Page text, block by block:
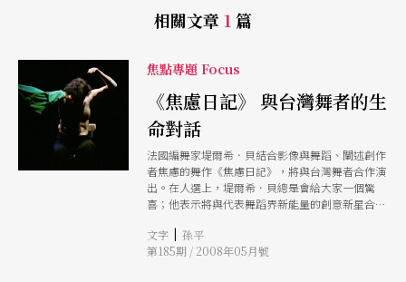
相關文章 1 篇
焦點專題 Focus
《焦慮日記》 與台灣舞者的生
命對話
法國編舞家堤爾希．貝結合影像與舞蹈、闡述創作
者焦慮的舞作《焦慮日記》，將與台灣舞者合作演
出。在人選上，堤爾希．貝總是會給大家一個驚
喜；他表示將與代表舞蹈界新能量的創意新星合
現，在保留舞者個人的肢體特質為前提下，讓雙方
以舞蹈語彙去對話、呼應甚至是對峙。
文字 | 孫平
第185期 / 2008年05月號